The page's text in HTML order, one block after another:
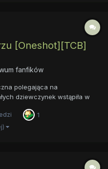
[Oneshot][TCB]
fanfików
polegająca na
dziewczynek wstąpiła w
humoru ... Oto me
1